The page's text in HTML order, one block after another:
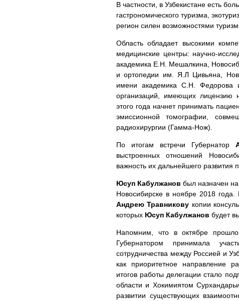
В частности, в Узбекистане есть
гастрономического туризма,
регион силен возможностями
Область обладает высокими
медицинские центры: научно-
академика Е.Н. Мешалкина,
и ортопедии им. Я.Л Цивьяна,
имени академика С.Н. Федорова
организаций, имеющих лицензию
этого года начнет принимать
эмиссионной томографии,
радиохирургии (Гамма-Нож).
По итогам встречи Губернатор
выстроенных отношений
важность их дальнейшего развития
Юсуп Кабулжанов был назначен на
Новосибирске в ноябре 2018
Андрею Травникову копии
которых Юсуп Кабулжанов будет
Напомним, что в октябре
Губернатором принимала
сотрудничества между Россией и
как приоритетное направление
итогов работы делегации стало
области и Хокимиятом
развитии существующих